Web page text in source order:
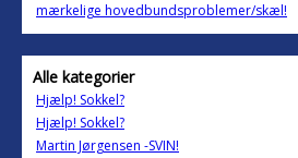
mærkelige hovedbundsproblemer/skæl!
Alle kategorier
Hjælp! Sokkel?
Hjælp! Sokkel?
Martin Jørgensen -SVIN!